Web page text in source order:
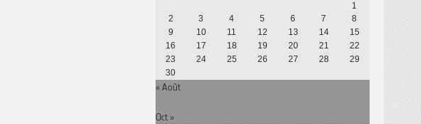
1
2
3 4 5 6 7
8
9
10 11 12 13 14
15
16
17 18 19 20 21
22
23
24 25 26 27 28
29
30
« Août
Oct »